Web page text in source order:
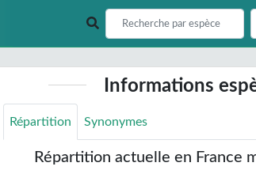
Informations
Répartition Synonymes
Répartition actuelle en France